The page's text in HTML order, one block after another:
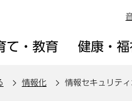
て・教育 健康・福
情報化 情報セキュリテ